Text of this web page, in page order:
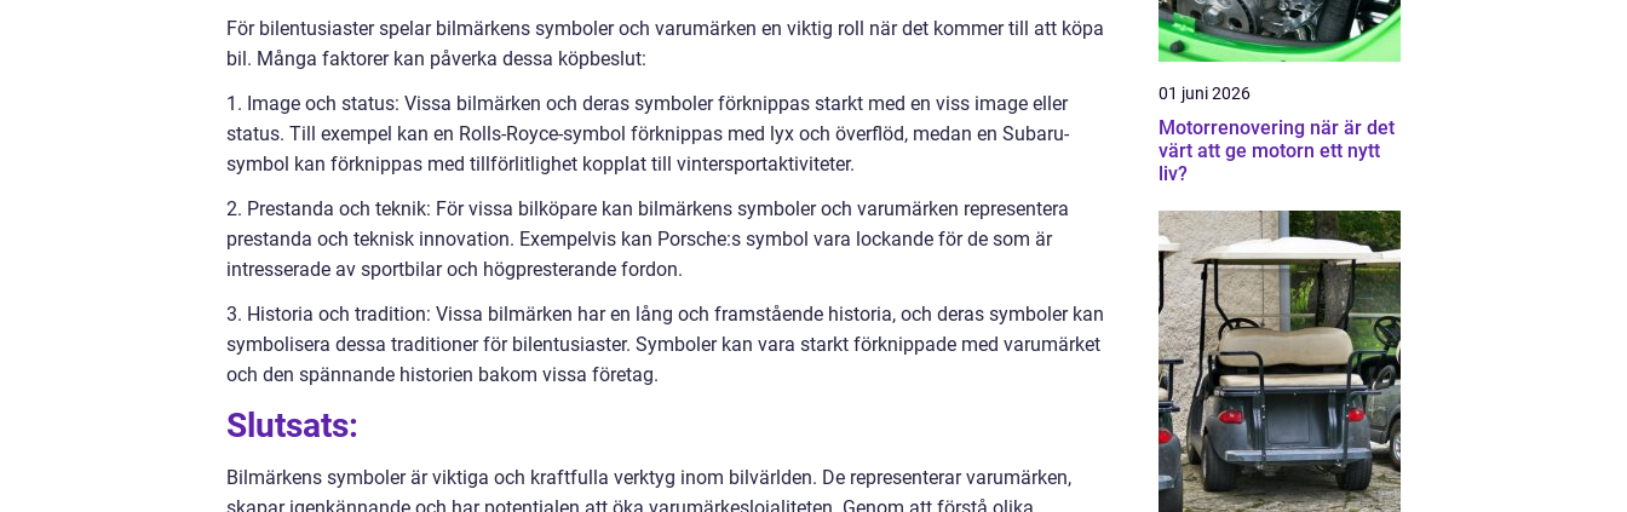
För bilentusiaster spelar bilmärkens symboler och varumärken en viktig roll när det kommer till att köpa
bil. Många faktorer kan påverka dessa köpbeslut:
1. Image och status: Vissa bilmärken och deras symboler förknippas starkt med en viss image eller
status. Till exempel kan en Rolls-Royce-symbol förknippas med lyx och överflöd, medan en Subaru-
symbol kan förknippas med tillförlitlighet kopplat till vintersportaktiviteter.
2. Prestanda och teknik: För vissa bilköpare kan bilmärkens symboler och varumärken representera
prestanda och teknisk innovation. Exempelvis kan Porsche:s symbol vara lockande för de som är
intresserade av sportbilar och högpresterande fordon.
3. Historia och tradition: Vissa bilmärken har en lång och framstående historia, och deras symboler kan
symbolisera dessa traditioner för bilentusiaster. Symboler kan vara starkt förknippade med varumärket
och den spännande historien bakom vissa företag.
Slutsats:
Bilmärkens symboler är viktiga och kraftfulla verktyg inom bilvärlden. De representerar varumärken,
01 juni 2026
Motorrenovering när är det
värt att ge motorn ett nytt
liv?